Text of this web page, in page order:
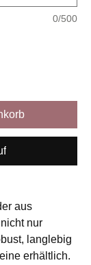
0/500
aus
nur
langlebig
erhältlich.